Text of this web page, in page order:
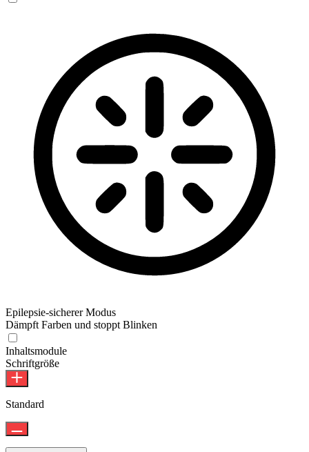
Epilepsie-sicherer Modus
Dämpft Farben und stoppt Blinken
Inhaltsmodule
Schriftgröße
Standard